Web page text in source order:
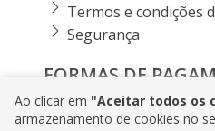
Termos e condições
Segurança
FORMAS DE
Ao clicar em "Aceitar todos os
armazenamento de cookies no